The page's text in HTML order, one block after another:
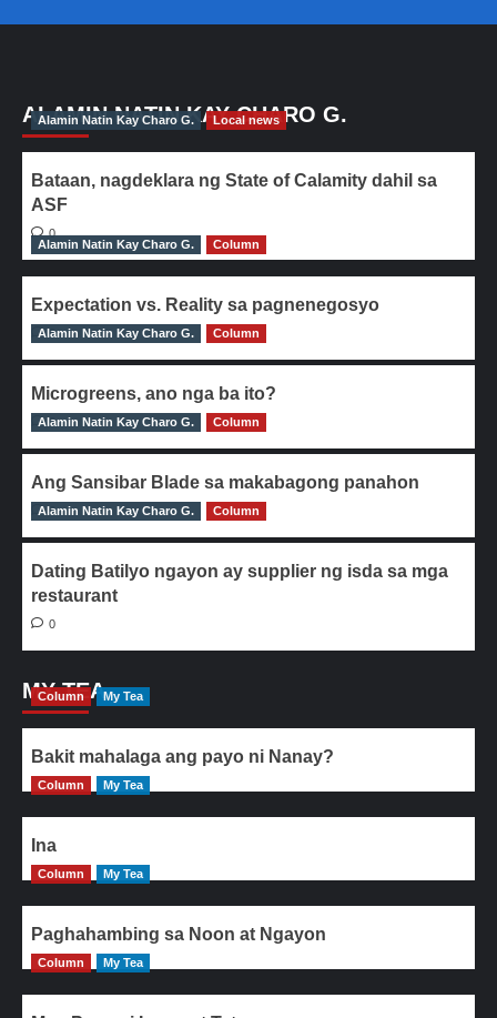
ALAMIN NATIN KAY CHARO G.
Alamin Natin Kay Charo G. Local news
Bataan, nagdeklara ng State of Calamity dahil sa
ASF
0
Alamin Natin Kay Charo G.
Column
Expectation vs. Reality sa pagnenegosyo
0
Alamin Natin Kay Charo G. Column
Microgreens, ano nga ba ito?
0
Alamin Natin Kay Charo G. Column
Ang Sansibar Blade sa makabagong panahon
0
Alamin Natin Kay Charo G. Column
Dating Batilyo ngayon ay supplier ng isda sa mga
restaurant
0
MY TEA
Column My Tea
Bakit mahalaga ang payo ni Nanay?
Column My Tea
Ina
Column My Tea
Paghahambing sa Noon at Ngayon
Column My Tea